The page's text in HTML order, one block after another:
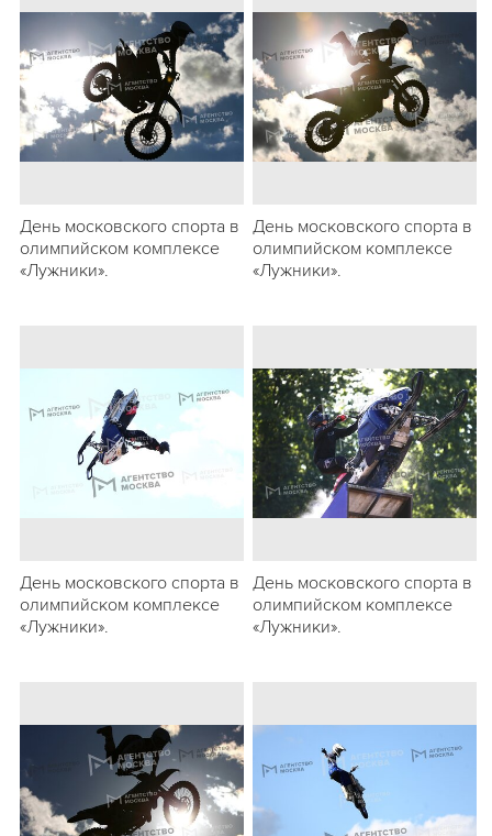
День московского спорта в
олимпийском комплексе
«Лужники».
День московского спорта в
олимпийском комплексе
«Лужники».
День московского спорта в
олимпийском комплексе
«Лужники».
День московского спорта в
олимпийском комплексе
«Лужники».